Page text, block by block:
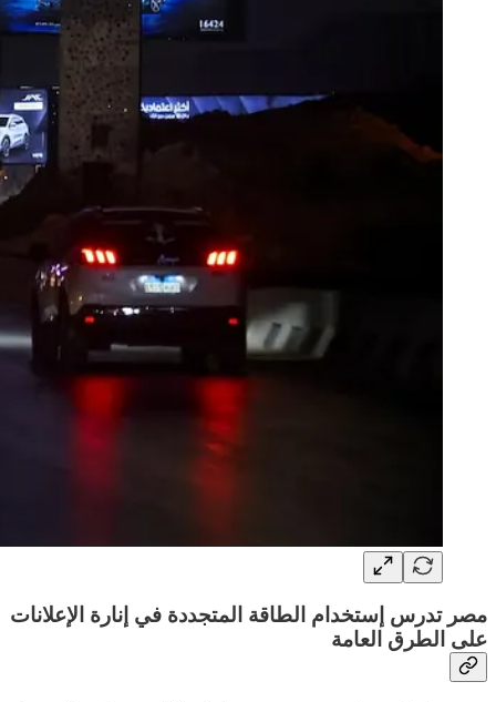
مصر تدرس إستخدام الطاقة المتجددة في إنارة الإعلانات
على الطرق العامة